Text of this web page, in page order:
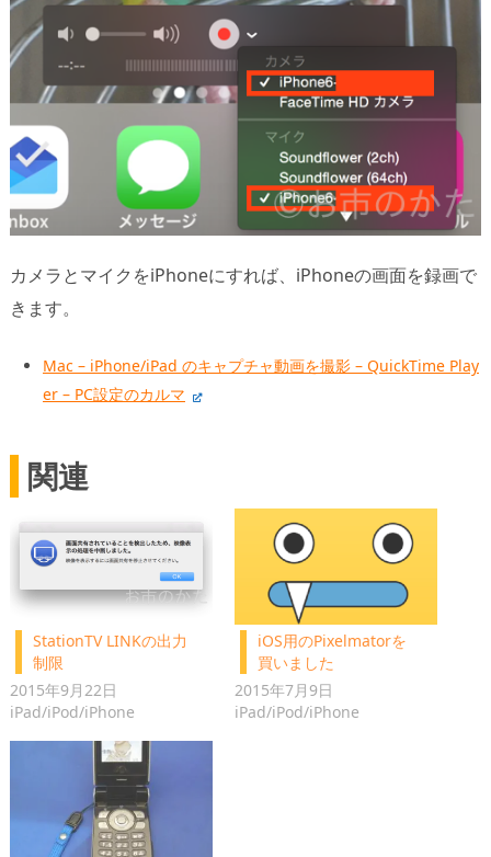
カメラとマイクをiPhoneにすれば、iPhoneの画面を録画で
きます。
Mac – iPhone/iPad のキャプチャ動画を撮影 – QuickTime Play
er – PC設定のカルマ
関連
StationTV LINKの出力
制限
2015年9月22日
iPad/iPod/iPhone
iOS用のPixelmatorを
買いました
2015年7月9日
iPad/iPod/iPhone